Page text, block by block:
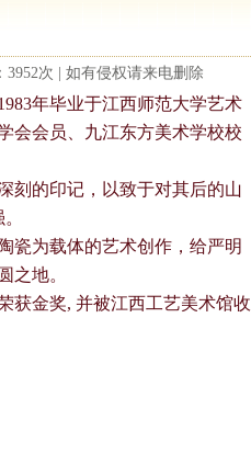
次 | 如有侵权请来电删除
年毕业于江西师范大学艺术
会会员、九江东方美术学校校
刻的印记，以致于对其后的山
瓷为载体的艺术创作，给严明
之地。
获金奖, 并被江西工艺美术馆收